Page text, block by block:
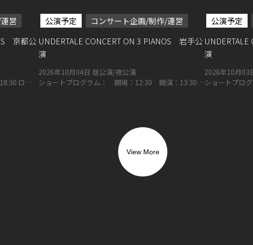
営
京都公
ロー
公演予定
コンサート企画/制作/運営
UNDERTALE CONCERT ON 3 PIANOS 岩手公
演
2026年10月04日 昼公演/夜公演
ショートプログラム： 開場：12:30 開演：13:30
公演予定
演
ショートプロ
View More